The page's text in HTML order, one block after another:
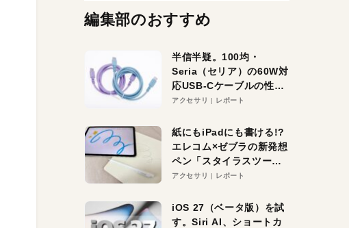
編集部のおすすめ
半信半疑。100均・
Seria（セリア）の60W対
応USB-Cケーブルの性能
を検証。超コスパの1本を
アクセサリ レポート
紙にもiPadにも書ける!?
エレコム×ゼブラの新発想
ペン「スタイラスツーウ
ェイ」レビュー。持ち替
アクセサリ レポート
iOS 27（ベータ版）を試
す。Siri AI、ショートカ